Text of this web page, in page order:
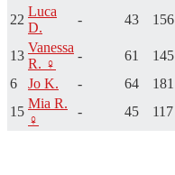
22
Luca
D.
- 43 156
13
Vanessa
R. ♀
- 61 145
6
Jo K. - 64 181
15
Mia R.
♀
- 45 117